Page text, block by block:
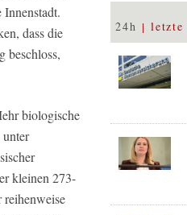
dass die
beschloss,
biologische
kleinen 273-
24h letzte